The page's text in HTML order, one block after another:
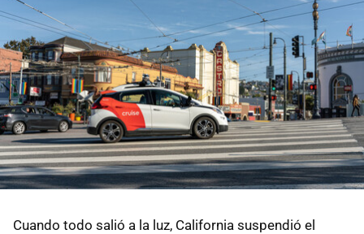
Cuando todo salió a la luz, California suspendió el